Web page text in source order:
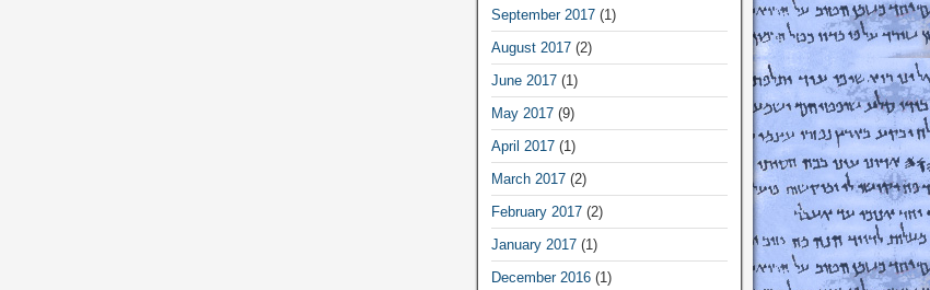
September 2017(1)
August 2017(2)
June 2017(1)
May 2017(9)
April 2017(1)
March 2017(2)
February 2017(2)
January 2017(1)
December 2016(1)